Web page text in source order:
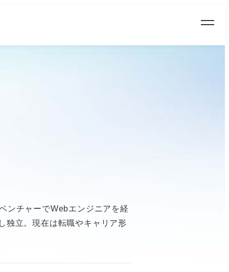
チャーでWebエンジニアを経
独立。現在は転職やキャリア形